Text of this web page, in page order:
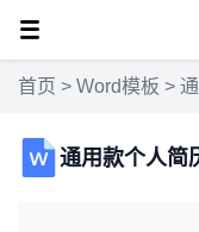
首页 > Word模板 >
通用款个人简